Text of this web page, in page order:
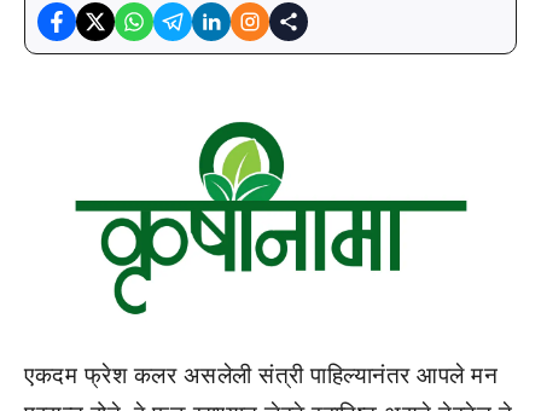
एकदम फ्रेश कलर असलेली संत्री पाहिल्यानंतर आपले मन